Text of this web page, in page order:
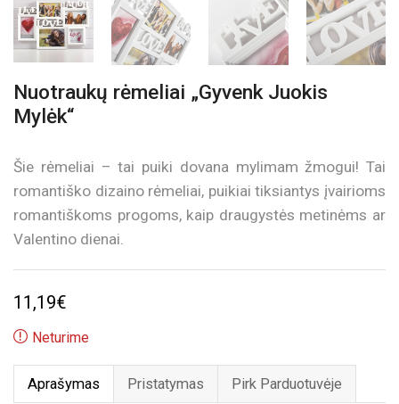
Nuotraukų rėmeliai „Gyvenk Juokis
Mylėk“
Šie rėmeliai – tai puiki dovana mylimam žmogui! Tai
romantiško dizaino rėmeliai, puikiai tiksiantys įvairioms
romantiškoms progoms, kaip draugystės metinėms ar
Valentino dienai.
11,19€
Neturime
Aprašymas Pristatymas Pirk Parduotuvėje